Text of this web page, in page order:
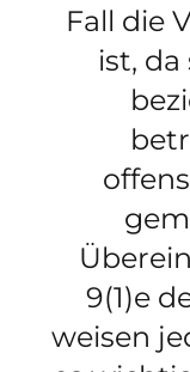
Fall die
ist,
9(1)e
weisen